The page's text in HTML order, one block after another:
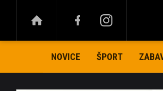
NOVICE ŠPORT